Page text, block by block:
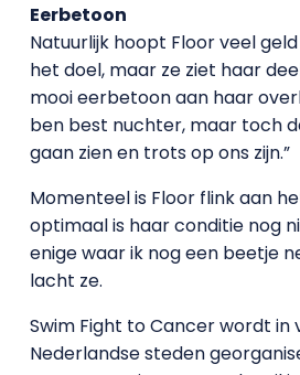
Eerbetoon
Natuurlijk hoopt Floor veel
het doel, maar ze ziet haar
mooi eerbetoon aan haar
ben best nuchter, maar toch
gaan zien en trots op ons zijn.”
Momenteel is Floor flink aan
optimaal is haar conditie nog
enige waar ik nog een beetje
lacht ze.
Swim Fight to Cancer wordt in
Nederlandse steden